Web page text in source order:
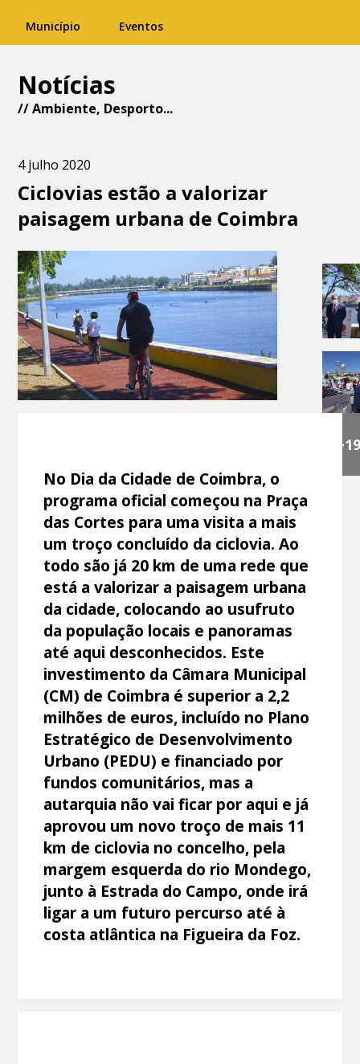
Município Eventos
Notícias
//Ambiente, Desporto...
4 julho 2020
Ciclovias estão a valorizar
paisagem urbana de Coimbra
+19
No Dia da Cidade de Coimbra, o
programa oficial começou na Praça
das Cortes para uma visita a mais
um troço concluído da ciclovia. Ao
todo são já 20 km de uma rede que
está a valorizar a paisagem urbana
da cidade, colocando ao usufruto
da população locais e panoramas
até aqui desconhecidos. Este
investimento da Câmara Municipal
(CM) de Coimbra é superior a 2,2
milhões de euros, incluído no Plano
Estratégico de Desenvolvimento
Urbano (PEDU) e financiado por
fundos comunitários, mas a
autarquia não vai ficar por aqui e já
aprovou um novo troço de mais 11
km de ciclovia no concelho, pela
margem esquerda do rio Mondego,
junto à Estrada do Campo, onde irá
ligar a um futuro percurso até à
costa atlântica na Figueira da Foz.